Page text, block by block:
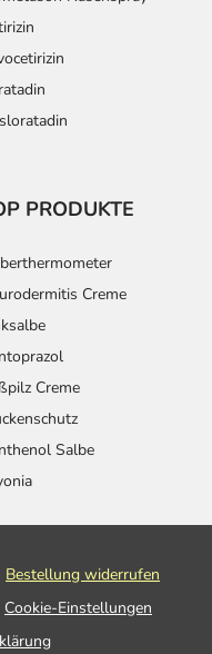
PRODUKTE
Creme
Creme
Salbe
Bestellung widerrufen
Cookie-Einstellungen